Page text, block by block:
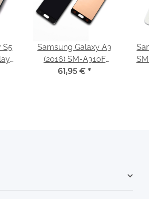
S5
Samsung Galaxy A3
(2016) SM-A310F
Display
61,95 € *